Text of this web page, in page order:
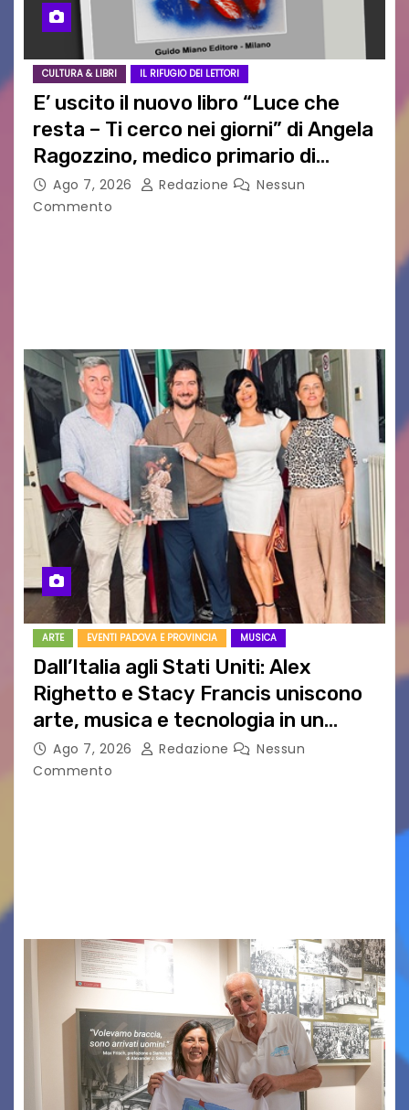
CULTURA & LIBRI IL RIFUGIO DEI LETTORI
E’ uscito il nuovo libro “Luce che
resta – Ti cerco nei giorni” di Angela
Ragozzino, medico primario di
Capua
Ago 7, 2026 Redazione
Nessun
Commento
ARTE EVENTI PADOVA E PROVINCIA MUSICA
Dall’Italia agli Stati Uniti: Alex
Righetto e Stacy Francis uniscono
arte, musica e tecnologia in un
nuovo progetto internazionale”
Ago 7, 2026 Redazione
Nessun
Commento